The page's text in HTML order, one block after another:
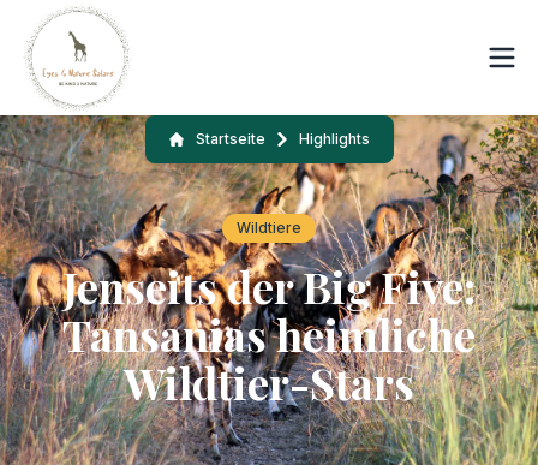
Startseite Highlights
Wildtiere
Jenseits der Big Five:
Tansanias heimliche
Wildtier-Stars